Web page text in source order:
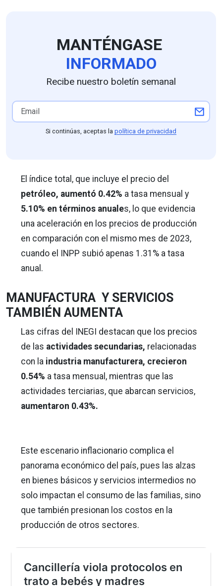
MANTÉNGASE
INFORMADO
Recibe nuestro boletín semanal
Si continúas, aceptas la política de privacidad
El índice total, que incluye el precio del
petróleo, aumentó 0.42% a tasa mensual y
5.10% en términos anuales, lo que evidencia
una aceleración en los precios de producción
en comparación con el mismo mes de 2023,
cuando el INPP subió apenas 1.31% a tasa
anual.
MANUFACTURA Y SERVICIOS
TAMBIÉN AUMENTA
Las cifras del INEGI destacan que los precios
de las actividades secundarias, relacionadas
con la industria manufacturera, crecieron
0.54% a tasa mensual, mientras que las
actividades terciarias, que abarcan servicios,
aumentaron 0.43%.
Este escenario inflacionario complica el
panorama económico del país, pues las alzas
en bienes básicos y servicios intermedios no
solo impactan el consumo de las familias, sino
que también presionan los costos en la
producción de otros sectores.